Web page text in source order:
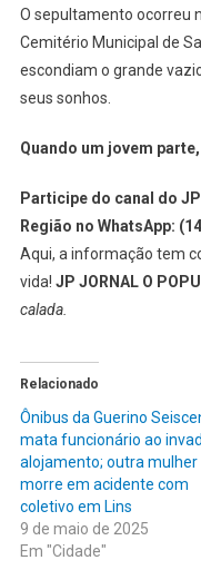
O sepultamento ocorreu
Cemitério Municipal de
escondiam o grande
seus sonhos.
Quando um jovem
Participe do canal do
Região no WhatsApp:
Aqui, a informação tem
vida! JP JORNAL O
calada.
Relacionado
Ônibus da Guerino
mata funcionário ao
alojamento; outra mulher
morre em acidente com
coletivo em Lins
9 de maio de 2025
Em "Cidade"